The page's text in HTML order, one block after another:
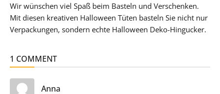
Wir wünschen viel Spaß beim Basteln und Verschenken.
Mit diesen kreativen Halloween Tüten basteln Sie nicht nur
Verpackungen, sondern echte Halloween Deko-Hingucker.
1 COMMENT
Anna